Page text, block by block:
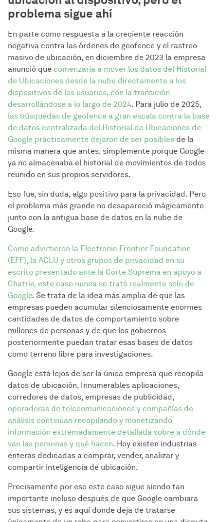
problema sigue ahí
En parte como respuesta a la creciente reacción
negativa contra las órdenes de geofence y el rastreo
masivo de ubicación, en diciembre de 2023 la empresa
anunció que comenzaría a mover los datos del Historial
de Ubicaciones desde la nube directamente a los
dispositivos de los usuarios, con la transición
desarrollándose a lo largo de 2024. Para julio de 2025,
las búsquedas de geofence a gran escala contra la base
de datos centralizada del Historial de Ubicaciones de
Google prácticamente dejaron de ser posibles de la
misma manera que antes, simplemente porque Google
ya no almacenaba el historial de movimientos de todos
reunido en sus propios servidores.
Eso fue, sin duda, algo positivo para la privacidad. Pero
el problema más grande no desapareció mágicamente
junto con la antigua base de datos en la nube de
Google.
Como advirtieron la Electronic Frontier Foundation
(EFF), la ACLU y otros grupos de privacidad en su
escrito presentado ante la Corte Suprema en apoyo a
Chatrie, este caso nunca se trató realmente solo de
Google. Se trata de la idea más amplia de que las
empresas pueden acumular silenciosamente enormes
cantidades de datos de comportamiento sobre
millones de personas y de que los gobiernos
posteriormente puedan tratar esas bases de datos
como terreno libre para investigaciones.
Google está lejos de ser la única empresa que recopila
datos de ubicación. Innumerables aplicaciones,
corredores de datos, empresas de publicidad,
operadoras de telecomunicaciones y compañías de
análisis continúan recopilando y monetizando
información extremadamente detallada sobre a dónde
van las personas y qué hacen. Hoy existen industrias
enteras dedicadas a comprar, vender, analizar y
compartir inteligencia de ubicación.
Precisamente por eso este caso sigue siendo tan
importante incluso después de que Google cambiara
sus sistemas, y es aquí donde deja de tratarse